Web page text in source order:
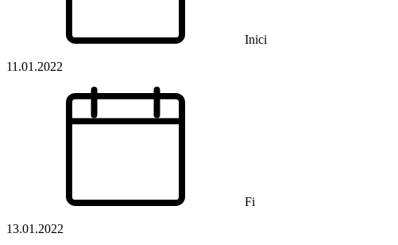
Inici
11.01.2022
Fi
13.01.2022